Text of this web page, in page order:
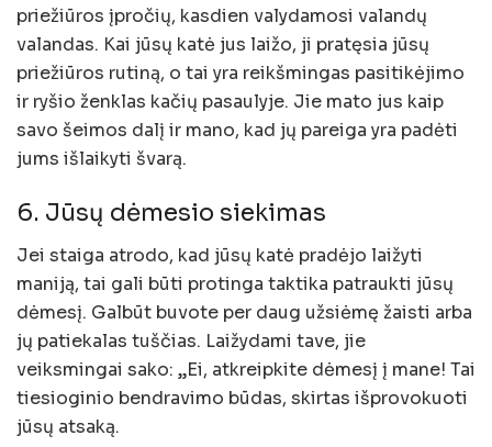
priežiūros įpročių, kasdien valydamosi valandų
valandas. Kai jūsų katė jus laižo, ji pratęsia jūsų
priežiūros rutiną, o tai yra reikšmingas pasitikėjimo
ir ryšio ženklas kačių pasaulyje. Jie mato jus kaip
savo šeimos dalį ir mano, kad jų pareiga yra padėti
jums išlaikyti švarą.
6. Jūsų dėmesio siekimas
Jei staiga atrodo, kad jūsų katė pradėjo laižyti
maniją, tai gali būti protinga taktika patraukti jūsų
dėmesį. Galbūt buvote per daug užsiėmę žaisti arba
jų patiekalas tuščias. Laižydami tave, jie
veiksmingai sako: „Ei, atkreipkite dėmesį į mane! Tai
tiesioginio bendravimo būdas, skirtas išprovokuoti
jūsų atsaką.